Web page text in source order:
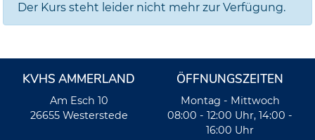
Der Kurs steht leider nicht mehr zur Verfügung.
KVHS AMMERLAND
Am Esch 10
26655 Westerstede
ÖFFNUNGSZEITEN
Montag - Mittwoch
08:00 - 12:00 Uhr, 14:00 -
16:00 Uhr